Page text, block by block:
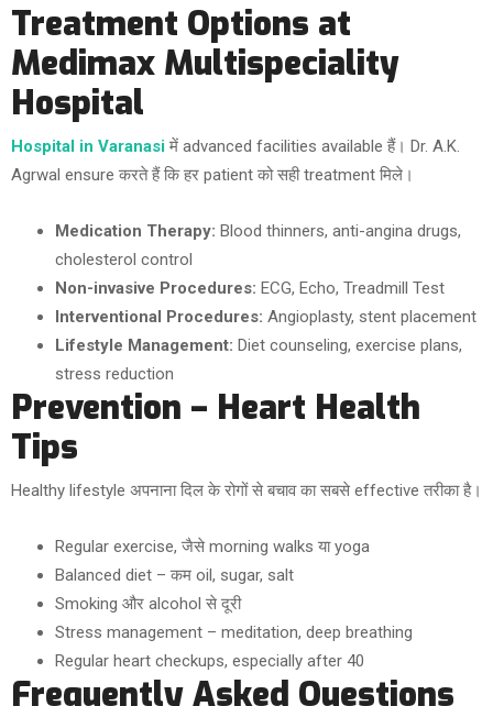
Treatment Options at
Medimax Multispeciality
Hospital
Hospital in Varanasi में advanced facilities available हैं। Dr. A.K.
Agrwal ensure करते हैं कि हर patient को सही treatment मिले।
Medication Therapy: Blood thinners, anti-angina drugs,
cholesterol control
Non-invasive Procedures: ECG, Echo, Treadmill Test
Interventional Procedures: Angioplasty, stent placement
Lifestyle Management: Diet counseling, exercise plans,
stress reduction
Prevention – Heart Health
Tips
Healthy lifestyle अपनाना दिल के रोगों से बचाव का सबसे effective तरीका है।
Regular exercise, जैसे morning walks या yoga
Balanced diet – कम oil, sugar, salt
Smoking और alcohol से दूरी
Stress management – meditation, deep breathing
Regular heart checkups, especially after 40
Frequently Asked Questions